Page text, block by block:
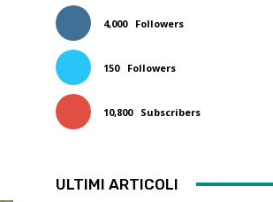
4,000 Followers
150 Followers
10,800 Subscribers
ULTIMI ARTICOLI